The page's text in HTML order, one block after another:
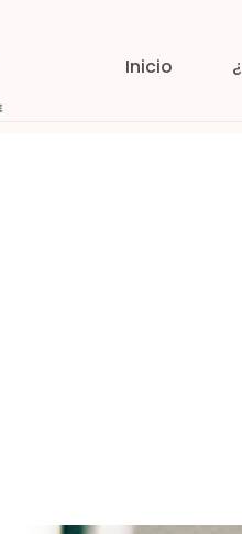
Inicio